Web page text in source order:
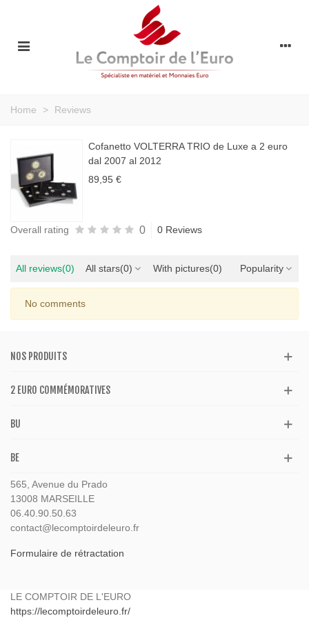
Home > Reviews
Cofanetto VOLTERRA TRIO de Luxe a 2 euro
dal 2007 al 2012
89,95 €
Overall rating 0 0 Reviews
All reviews(0) All stars(0) With pictures(0) Popularity
No comments
NOS PRODUITS
2 EURO COMMÉMORATIVES
BU
BE
565, Avenue du Prado
13008 MARSEILLE
06.40.90.50.63
contact@lecomptoirdeleuro.fr
Formulaire de rétractation
LE COMPTOIR DE L'EURO
https://lecomptoirdeleuro.fr/